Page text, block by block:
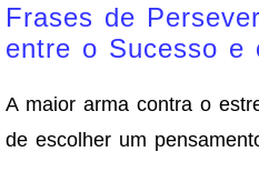
Frases de
entre o Sucesso e
A maior arma contra o
de escolher um